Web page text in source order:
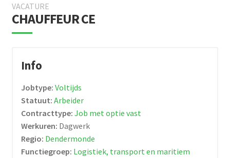
LINK 4 JOBS VOOR BEDRIJVEN
OVER ONS
NEEM CONTACT OP
VACATURE
CHAUFFEUR CE
Info
Jobtype: Voltijds
Statuut: Arbeider
Contracttype: Job met optie vast
Werkuren: Dagwerk
Regio: Dendermonde
Functiegroep: Logistiek, transport en maritiem